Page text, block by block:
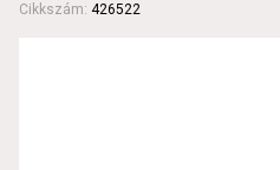
Cikkszám: 426522